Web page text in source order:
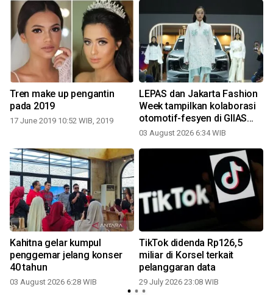
Tren make up pengantin
pada 2019
17 June 2019 10:52 WIB, 2019
LEPAS dan Jakarta Fashion
Week tampilkan kolaborasi
otomotif-fesyen di GIIAS
2026
03 August 2026 6:34 WIB
Kahitna gelar kumpul
penggemar jelang konser
40 tahun
03 August 2026 6:28 WIB
TikTok didenda Rp126,5
miliar di Korsel terkait
pelanggaran data
29 July 2026 23:08 WIB